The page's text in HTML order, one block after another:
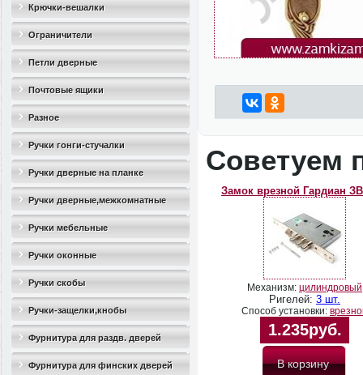
Крючки-вешалки
Ограничители
дверные(стопоры)
Петли дверные
Почтовые ящики
Разное
Ручки гонги-стучалки
Ручки дверные на планке
Ручки дверные,межкомнатные
Ручки мебельные
Ручки оконные
Ручки скобы
Ручки-защелки,кнобы
Фурнитура для раздв. дверей
Фурнитура для финских дверей
Советуем
Замок врезной Гардиан ЗВ
Механизм: цилиндровый
Ригелей: 3 шт.
Способ установки:
1.235руб.